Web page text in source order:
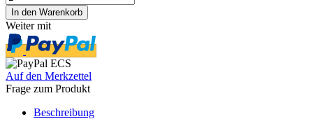
Weiter mit
Auf den Merkzettel
Frage zum Produkt
Beschreibung